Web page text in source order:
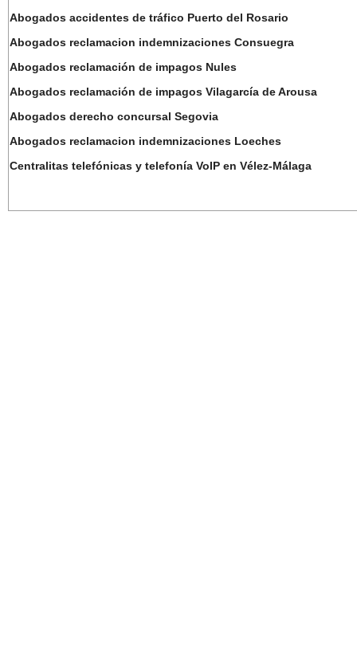
Abogados accidentes de tráfico Puerto del Rosario
Abogados reclamacion indemnizaciones Consuegra
Abogados reclamación de impagos Nules
Abogados reclamación de impagos Vilagarcía de Arousa
Abogados derecho concursal Segovia
Abogados reclamacion indemnizaciones Loeches
Centralitas telefónicas y telefonía VoIP en Vélez-Málaga